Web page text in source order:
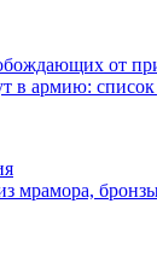
в армию:
мрамора,